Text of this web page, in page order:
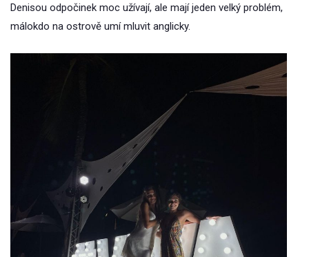
Denisou odpočinek moc užívají, ale mají jeden velký problém,
málokdo na ostrově umí mluvit anglicky.